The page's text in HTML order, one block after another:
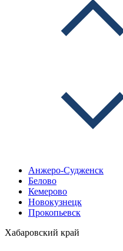
Анжеро-Судженск
Белово
Кемерово
Новокузнецк
Прокопьевск
Хабаровский край